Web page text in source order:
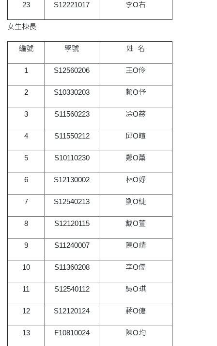
23 S12221017 李O右
女生棟長
編號 學號 姓 名
1 S12560206 王O伶
2 S10330203 賴O伃
3 S11560223 凃O慈
4 S11550212 邱O暄
5 S10110230 鄭O薰
6 S12130002 林O妤
7 S12540213 劉O緁
8 S12120115 戴O萱
9 S11240007 陳O靖
10 S11360208 李O儒
11 S12540112 吳O琪
12 S12120124 蔣O倢
13 F10810024 陳O均